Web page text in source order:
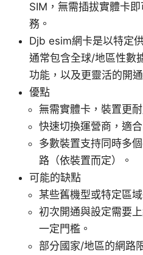
SIM，無需插拔實體卡
務。
Djb esim網卡是以特定
通常包含全球/地區性數
功能，以及更靈活的開通
優點
無需實體卡，裝置更
快速切換運營商，適
多數裝置支持同時多
路（依裝置而定）。
可能的缺點
某些舊機型或特定區
初次開通與設定需要
一定門檻。
部分國家/地區的網路